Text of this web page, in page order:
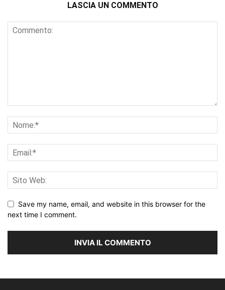
LASCIA UN COMMENTO
Save my name, email, and website in this browser for the
next time I comment.